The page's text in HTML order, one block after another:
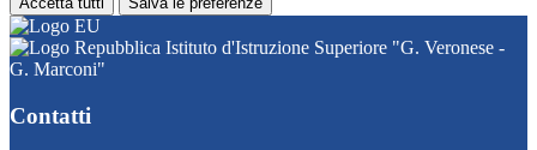
Istituto d'Istruzione Superiore "G. Veronese -
G. Marconi"
Contatti